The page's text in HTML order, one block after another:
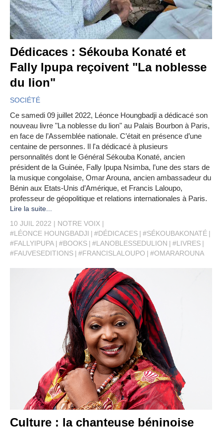
Dédicaces : Sékouba Konaté et
Fally Ipupa reçoivent "La noblesse
du lion"
SOCIÉTÉ
Ce samedi 09 juillet 2022, Léonce Houngbadji a dédicacé son
nouveau livre "La noblesse du lion" au Palais Bourbon à Paris,
en face de l’Assemblée nationale. C’était en présence d’une
centaine de personnes. Il l'a dédicacé à plusieurs
personnalités dont le Général Sékouba Konaté, ancien
président de la Guinée, Fally Ipupa Nsimba, l’une des stars de
la musique congolaise, Omar Arouna, ancien ambassadeur du
Bénin aux Etats-Unis d’Amérique, et Francis Laloupo,
professeur de géopolitique et relations internationales à Paris.
Lire la suite...
10 JUIL 2022
NOTRE VOIX
#LÉONCE HOUNGBADJI
#DÉDICACES
#SÉKOUBAKONATÉ
#FALLYIPUPA
#BOOKS #LANOBLESSEDULION
#LIVRES
#FAUVESEDITIONS
#FRANCISLALOUPO #OMARAROUNA
Culture : la chanteuse béninoise